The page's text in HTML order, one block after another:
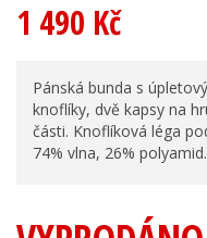
1 490 Kč
Pánská bunda s
knoflíky, dvě kapsy na
části. Knoflíková léga
74% vlna, 26% polyamid.